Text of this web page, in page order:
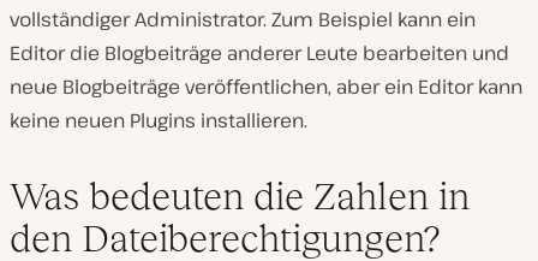
vollständiger Administrator. Zum Beispiel kann ein
Editor die Blogbeiträge anderer Leute bearbeiten und
neue Blogbeiträge veröffentlichen, aber ein Editor kann
keine neuen Plugins installieren.
Was bedeuten die Zahlen in
den Dateiberechtigungen?